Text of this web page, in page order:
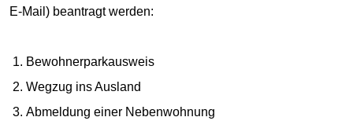
E-Mail) beantragt werden:
Bewohnerparkausweis
Wegzug ins Ausland
Abmeldung einer Nebenwohnung